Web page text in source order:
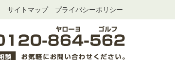
サイトマップ プライバシーポリシー